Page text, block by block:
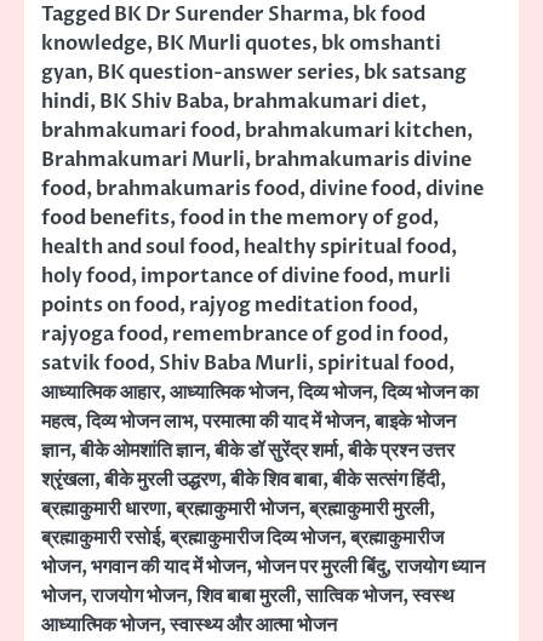
TaggedBK Dr Surender Sharma,bk food
knowledge,BK Murli quotes,bk omshanti
gyan,BK question-answer series,bk satsang
hindi,BK Shiv Baba,brahmakumari diet,
brahmakumari food,brahmakumari kitchen,
Brahmakumari Murli,brahmakumaris divine
food,brahmakumaris food,divine food,divine
food benefits,food in the memory of god,
health and soul food,healthy spiritual food,
holy food,importance of divine food,murli
points on food,rajyog meditation food,
rajyoga food,remembrance of god in food,
satvik food,Shiv Baba Murli,spiritual food,
आध्यात्मिक आहार,आध्यात्मिक भोजन,दिव्य भोजन,दिव्य भोजन का
महत्व,दिव्य भोजन लाभ,परमात्मा की याद में भोजन,बाइके भोजन
ज्ञान,बीके ओमशांति ज्ञान,बीके डॉ सुरेंद्र शर्मा,बीके प्रश्न उत्तर
श्रृंखला,बीके मुरली उद्धरण,बीके शिव बाबा,बीके सत्संग हिंदी,
ब्रह्माकुमारी धारणा,ब्रह्माकुमारी भोजन,ब्रह्माकुमारी मुरली,
ब्रह्माकुमारी रसोई,ब्रह्माकुमारीज दिव्य भोजन,ब्रह्माकुमारीज
भोजन,भगवान की याद में भोजन,भोजन पर मुरली बिंदु,राजयोग ध्यान
भोजन,राजयोग भोजन,शिव बाबा मुरली,सात्विक भोजन,स्वस्थ
आध्यात्मिक भोजन,स्वास्थ्य और आत्मा भोजन